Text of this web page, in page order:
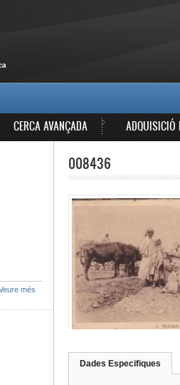
CERCA AVANÇADA ADQUISICIÓ
008436
Dades Especifiques
més